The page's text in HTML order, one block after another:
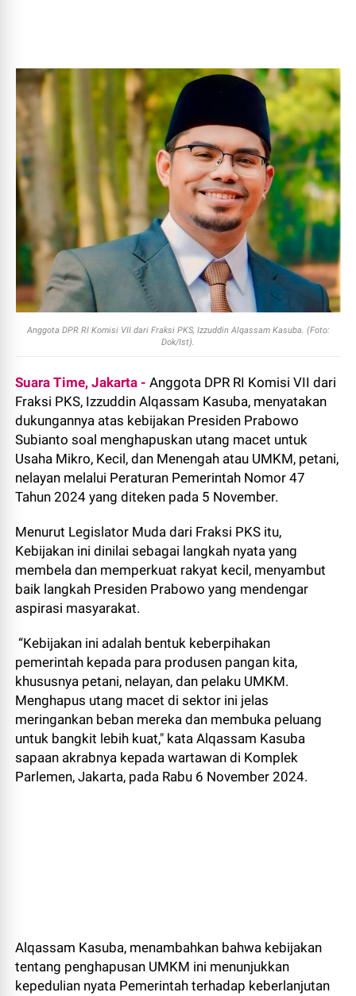
Anggota DPR RI Komisi VII dari Fraksi PKS, Izzuddin Alqassam Kasuba. (Foto:
Dok/Ist).
Suara Time, Jakarta -Anggota DPR RI Komisi VII dari
Fraksi PKS, Izzuddin Alqassam Kasuba, menyatakan
dukungannya atas kebijakan Presiden Prabowo
Subianto soal menghapuskan utang macet untuk
Usaha Mikro, Kecil, dan Menengah atau UMKM, petani,
nelayan melalui Peraturan Pemerintah Nomor 47
Tahun 2024 yang diteken pada 5 November.
Menurut Legislator Muda dari Fraksi PKS itu,
Kebijakan ini dinilai sebagai langkah nyata yang
membela dan memperkuat rakyat kecil, menyambut
baik langkah Presiden Prabowo yang mendengar
aspirasi masyarakat.
“Kebijakan ini adalah bentuk keberpihakan
pemerintah kepada para produsen pangan kita,
khususnya petani, nelayan, dan pelaku UMKM.
Menghapus utang macet di sektor ini jelas
meringankan beban mereka dan membuka peluang
untuk bangkit lebih kuat," kata Alqassam Kasuba
sapaan akrabnya kepada wartawan di Komplek
Parlemen, Jakarta, pada Rabu 6 November 2024.
Alqassam Kasuba, menambahkan bahwa kebijakan
tentang penghapusan UMKM ini menunjukkan
kepedulian nyata Pemerintah terhadap keberlanjutan